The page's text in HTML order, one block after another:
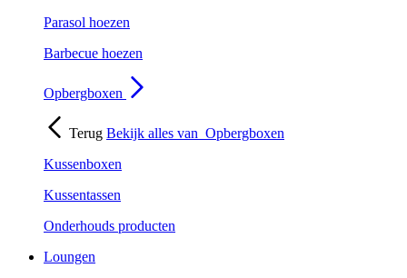
Parasol hoezen
Barbecue hoezen
Opbergboxen
Terug Bekijk alles van Opbergboxen
Kussenboxen
Kussentassen
Onderhouds producten
Loungen